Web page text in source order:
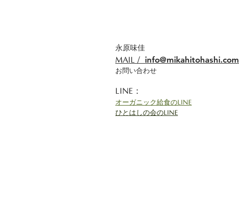
永原味佳
​MAIL / info@mikahitohashi.com
​​お問い合わせ
LINE：
オーガニック給食のLINE
ひとはしの会のLINE